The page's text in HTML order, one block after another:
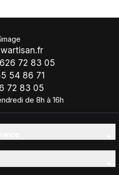
72 83 05
54 86 71
72 83 05
de 8h à 16h